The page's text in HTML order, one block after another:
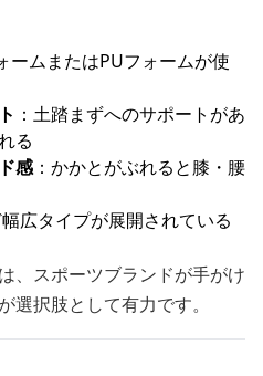
ームまたはPUフォームが使
：土踏まずへのサポートがあ
る
感：かかとがぶれると膝・腰
幅広タイプが展開されている
、スポーツブランドが手がけ
選択肢として有力です。